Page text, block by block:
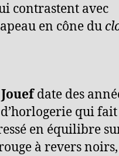
contrastent avec
en cône du
Jouefdate des
qui fait
en équilibre
à revers noirs,